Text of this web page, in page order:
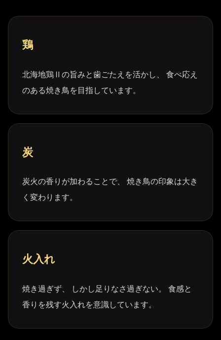
鶏
北海地鶏Ⅱの旨みと歯ごたえを活かし、 食べ応え
のある焼き鳥を目指しています。
炭
炭火の香りが加わることで、 焼き鳥の印象は大き
く変わります。
火入れ
焼き過ぎず、 しかし足りなさ過ぎない。 食感と
香りを残す火入れを意識しています。